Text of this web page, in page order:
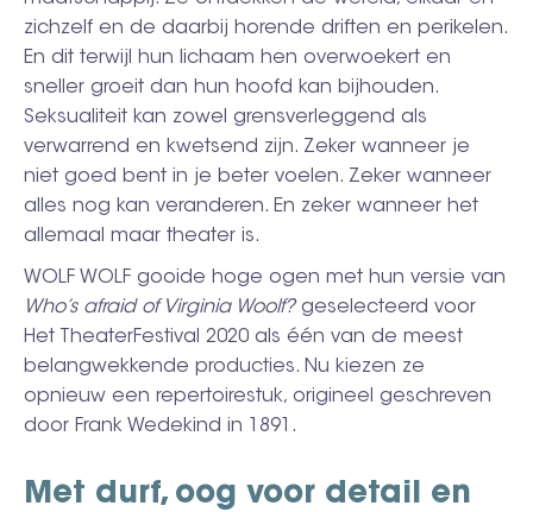
zichzelf en de daarbij horende driften en perikelen.
En dit terwijl hun lichaam hen overwoekert en
sneller groeit dan hun hoofd kan bijhouden.
Seksualiteit kan zowel grensverleggend als
verwarrend en kwetsend zijn. Zeker wanneer je
niet goed bent in je beter voelen. Zeker wanneer
alles nog kan veranderen. En zeker wanneer het
allemaal maar theater is.
WOLF WOLF gooide hoge ogen met hun versie van
Who’s afraid of Virginia Woolf?geselecteerd voor
Het TheaterFestival 2020 als één van de meest
belangwekkende producties. Nu kiezen ze
opnieuw een repertoirestuk, origineel geschreven
door Frank Wedekind in 1891.
Met durf, oog voor detail en